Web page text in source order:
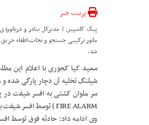
پرینت خبر
مانور ترکیبی جستجو و نجات،اطفاء حریق
شد.
سعید کیا کجوری با اعلام این
سر ملوان کشتی به افسر شیفت در
FIRE ALARM ) توسط افسر شیفت به صدا در می آید.